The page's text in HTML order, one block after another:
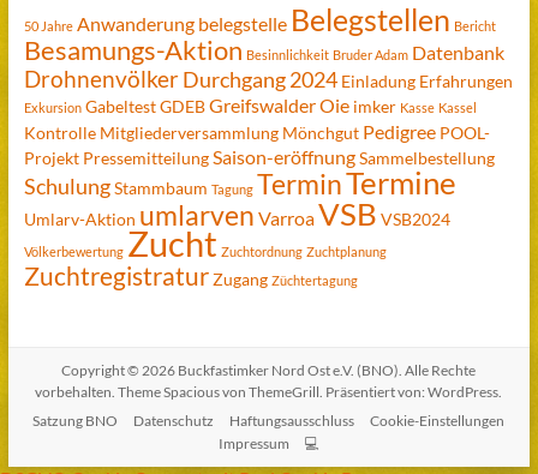
50 Jahre Anwanderung belegstelle Belegstellen Bericht
Besamungs-Aktion Besinnlichkeit Bruder Adam Datenbank
DrohnenvölkerDurchgang 2024 Einladung Erfahrungen
Exkursion GabeltestGDEBGreifswalder Oie imker Kasse Kassel
Kontrolle Mitgliederversammlung Mönchgut Pedigree POOL-
Projekt PressemitteilungSaison-eröffnungSammelbestellung
SchulungStammbaum Tagung TerminTermine
Umlarv-Aktion umlarven VarroaVSB VSB2024
Völkerbewertung Zucht Zuchtordnung Zuchtplanung
ZuchtregistraturZugang Züchtertagung
Copyright © 2026 Buckfastimker Nord Ost e.V. (BNO). Alle Rechte
vorbehalten. ThemeSpaciousvon ThemeGrill. Präsentiert von:WordPress.
Satzung BNO
Datenschutz Haftungsausschluss
Cookie-Einstellungen
Impressum
💻